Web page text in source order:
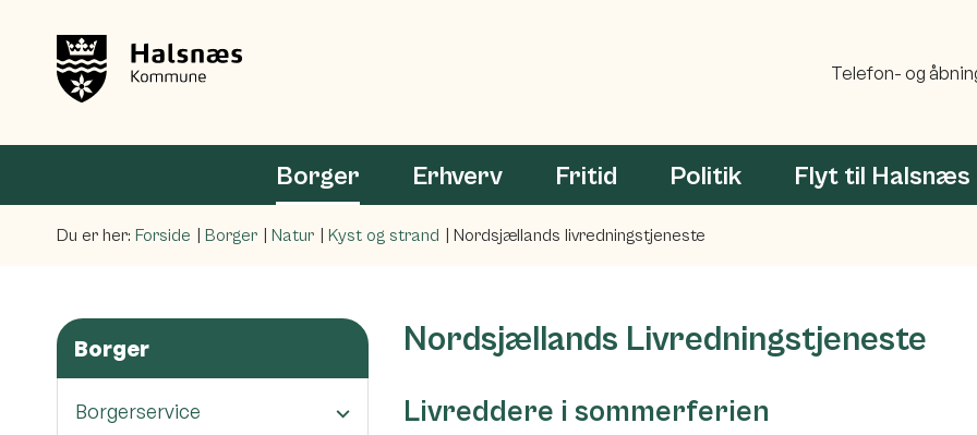
Telefon- og
Borger Erhverv Fritid Politik Flyt til Halsnæs
Du er her: Forside Borger Natur Kyst og strand Nordsjællands livredningstjeneste
Borger
Borgerservice
Nordsjællands Livredningstjeneste
Livreddere i sommerferien